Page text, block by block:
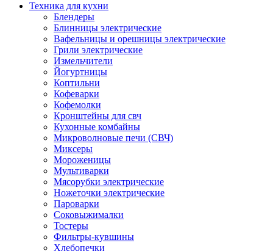
Техника для кухни
Блендеры
Блинницы электрические
Вафельницы и орешницы электрические
Грили электрические
Измельчители
Йогуртницы
Коптильни
Кофеварки
Кофемолки
Кронштейны для свч
Кухонные комбайны
Микроволновые печи (СВЧ)
Миксеры
Мороженицы
Мультиварки
Мясорубки электрические
Ножеточки электрические
Пароварки
Соковыжималки
Тостеры
Фильтры-кувшины
Хлебопечки